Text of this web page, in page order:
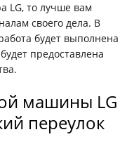
LG, то лучше вам
своего дела. В
будет выполнена
предоставлена
машины LG
переулок